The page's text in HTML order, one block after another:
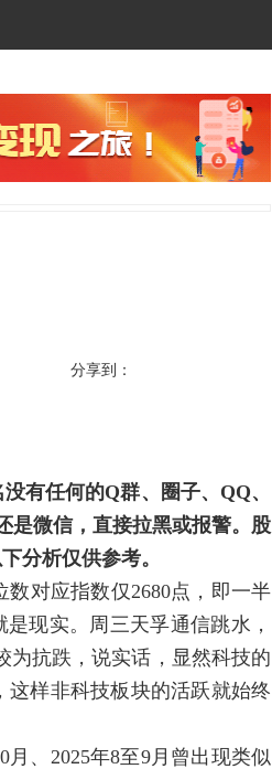
分享到：
有任何的Q群、圈子、QQ、
是微信，直接拉黑或报警。股
分析仅供参考。
应指数仅2680点，即一半
现实。周三天孚通信跳水，
为抗跌，说实话，显然科技的
样非科技板块的活跃就始终
2025年8至9月曾出现类似